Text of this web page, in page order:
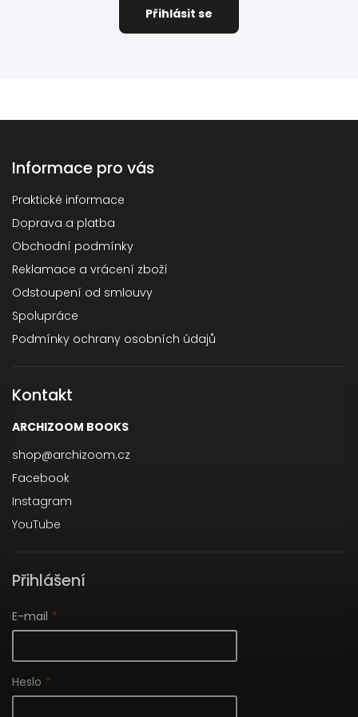
Informace pro vás
Praktické informace
Doprava a platba
Obchodní podmínky
Reklamace a vrácení zboží
Odstoupení od smlouvy
Spolupráce
Podmínky ochrany osobních údajů
Kontakt
ARCHIZOOM BOOKS
shop@archizoom.cz
Facebook
Instagram
YouTube
Přihlášení
E-mail
Heslo